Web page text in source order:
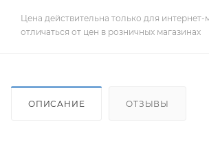
Цена действительна только для
отличаться от цен в розничных магазинах
ОПИСАНИЕ ОТЗЫВЫ